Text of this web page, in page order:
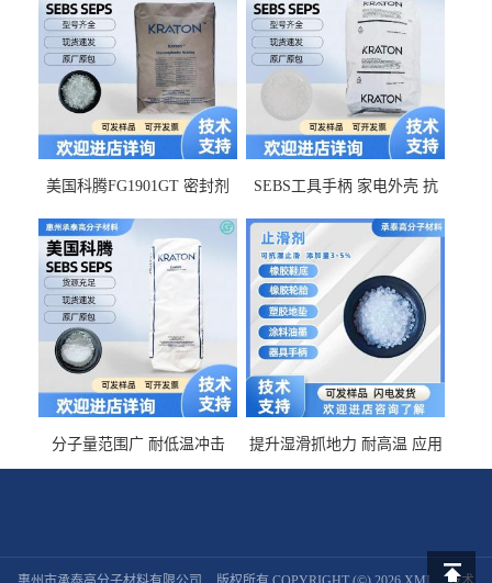
美国科腾FG1901GT 密封剂
佳 透明级
SEBS工具手柄 家电外壳 抗
耐候G1653VO
分子量范围广 耐低温冲击
SEBS G1650MU 美国科腾 增
提升湿滑抓地力 耐高温 应用
于特种轮胎 TPR鞋底 涂料油